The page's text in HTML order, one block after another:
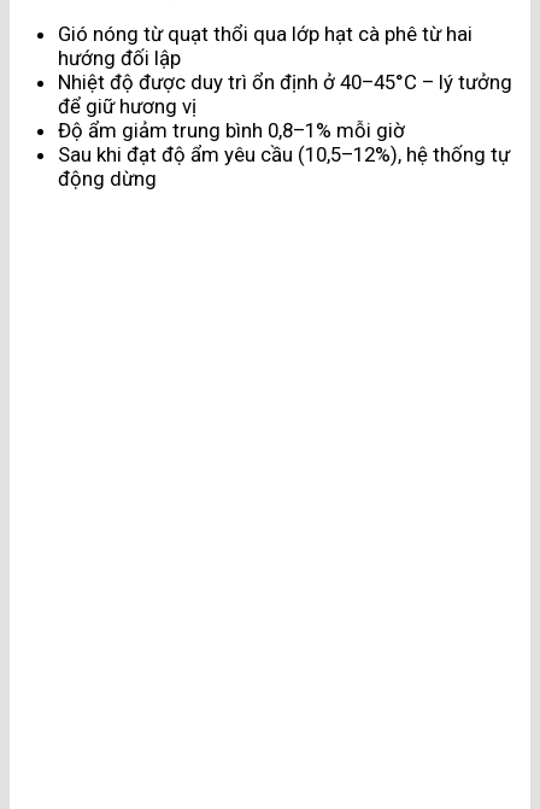
Gió nóng từ quạt thổi qua lớp hạt cà phê từ hai
hướng đối lập
Nhiệt độ được duy trì ổn định ở 40–45°C – lý tưởng
để giữ hương vị
Độ ẩm giảm trung bình 0,8–1% mỗi giờ
Sau khi đạt độ ẩm yêu cầu (10,5–12%), hệ thống tự
động dừng